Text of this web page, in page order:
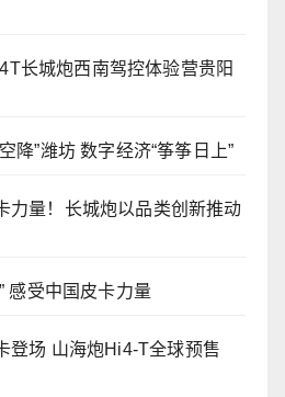
长城炮西南驾控体验营贵阳
降”潍坊 数字经济“筝筝日上”
力量！长城炮以品类创新推动
感受中国皮卡力量
登场 山海炮Hi4-T全球预售